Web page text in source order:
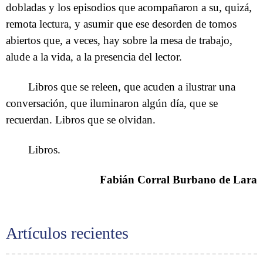
Artículos recientes
dobladas y los episodios que acompañaron a su, quizá,
remota lectura, y asumir que ese desorden de tomos
abiertos que, a veces, hay sobre la mesa de trabajo,
alude a la vida, a la presencia del lector.
Libros que se releen, que acuden a ilustrar una
conversación, que iluminaron algún día, que se
recuerdan. Libros que se olvidan.
Libros.
Fabián Corral Burbano de Lara